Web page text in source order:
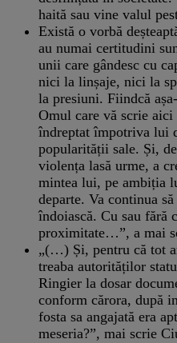
haită sau vine valul
Există o vorbă
au numai certitudini
unii care gândesc cu
nici la linșaje, nici la
la presiuni. Fiindcă
Omul care vă scrie
îndreptat împotriva lui
popularității sale. Și,
violența lasă urme, a
mintea lui, pe ambiția
departe. Va continua
îndoiască. Cu sau fără
proximitate…”, a mai
„(…) Și, pentru că tot
treaba autorităților
Ringier la dosar
conform cărora, după
fosta sa angajată era
meseria?”, mai scrie